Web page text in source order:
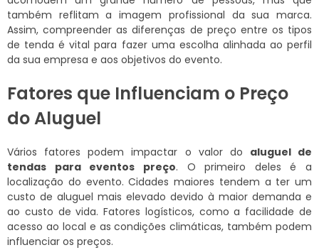
também reflitam a imagem profissional da sua marca.
Assim, compreender as diferenças de preço entre os tipos
de tenda é vital para fazer uma escolha alinhada ao perfil
da sua empresa e aos objetivos do evento.
Fatores que Influenciam o Preço
do Aluguel
Vários fatores podem impactar o valor do aluguel de
tendas para eventos preço. O primeiro deles é a
localização do evento. Cidades maiores tendem a ter um
custo de aluguel mais elevado devido à maior demanda e
ao custo de vida. Fatores logísticos, como a facilidade de
acesso ao local e as condições climáticas, também podem
influenciar os preços.